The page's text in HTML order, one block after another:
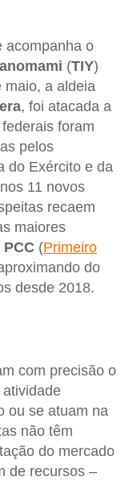
acompanha o
(TIY)
maio, a aldeia
, foi atacada a
foram
pelos
do Exército e da
11 novos
recaem
maiores
PCC (Primeiro
do
desde 2018.
com precisão o
ou se atuam na
não têm
do mercado
de recursos –